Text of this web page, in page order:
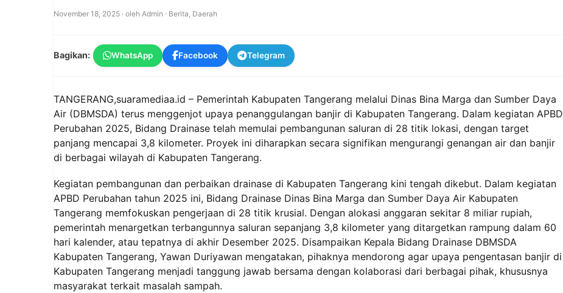
November 18, 2025 · oleh Admin · Berita Daerah
Bagikan: WhatsApp Facebook Telegram
TANGERANG,suaramediaa.id – Pemerintah Kabupaten Tangerang melalui Dinas Bina Marga dan Sumber Daya
Air (DBMSDA) terus menggenjot upaya penanggulangan banjir di Kabupaten Tangerang. Dalam kegiatan APBD
Perubahan 2025, Bidang Drainase telah memulai pembangunan saluran di 28 titik lokasi, dengan target
panjang mencapai 3,8 kilometer. Proyek ini diharapkan secara signifikan mengurangi genangan air dan banjir
di berbagai wilayah di Kabupaten Tangerang.
Kegiatan pembangunan dan perbaikan drainase di Kabupaten Tangerang kini tengah dikebut. Dalam kegiatan
APBD Perubahan tahun 2025 ini, Bidang Drainase Dinas Bina Marga dan Sumber Daya Air Kabupaten
Tangerang memfokuskan pengerjaan di 28 titik krusial. Dengan alokasi anggaran sekitar 8 miliar rupiah,
pemerintah menargetkan terbangunnya saluran sepanjang 3,8 kilometer yang ditargetkan rampung dalam 60
hari kalender, atau tepatnya di akhir Desember 2025. Disampaikan Kepala Bidang Drainase DBMSDA
Kabupaten Tangerang, Yawan Duriyawan mengatakan, pihaknya mendorong agar upaya pengentasan banjir di
Kabupaten Tangerang menjadi tanggung jawab bersama dengan kolaborasi dari berbagai pihak, khususnya
masyarakat terkait masalah sampah.